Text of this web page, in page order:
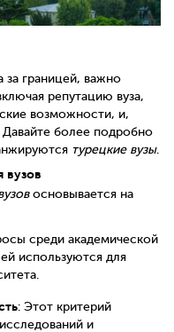
за границей, важно
репутацию вуза,
возможности, и,
более подробно
турецкие вузы.
вузов
основывается на
среди академической
используются для
: Этот критерий
и